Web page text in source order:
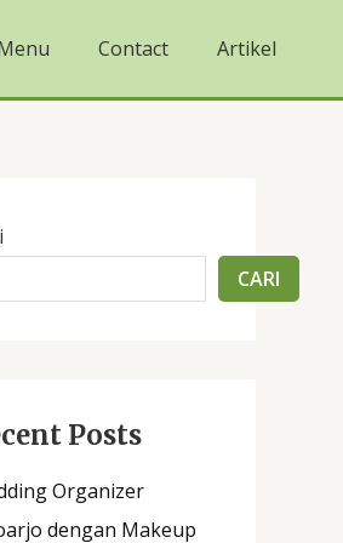
Contact Artikel
CARI
Posts
Organizer
dengan Makeup